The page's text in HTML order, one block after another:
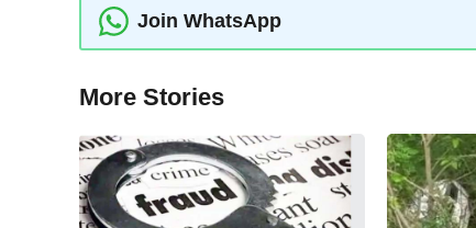
Join WhatsApp
More Stories